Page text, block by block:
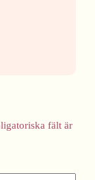
fält är